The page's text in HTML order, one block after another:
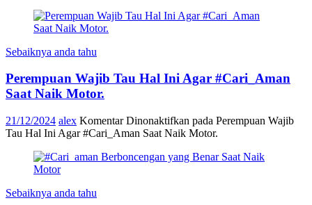
Sebaiknya anda tahu
Perempuan Wajib Tau Hal Ini Agar #Cari_Aman
Saat Naik Motor.
21/12/2024 alex Komentar Dinonaktifkan pada Perempuan Wajib
Tau Hal Ini Agar #Cari_Aman Saat Naik Motor.
Sebaiknya anda tahu